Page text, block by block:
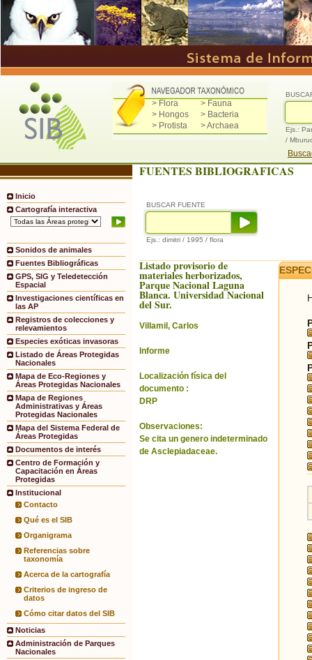
> Flora
> Fauna
> Hongos
> Bacteria
> Protista
> Archaea
Ejs.:
/
Inicio
Cartografía interactiva
Sonidos de animales
Fuentes Bibliográficas
GPS, SIG y Teledetección
Espacial
Investigaciones científicas en
las AP
Registros de colecciones y
relevamientos
Especies exóticas invasoras
Listado de Áreas Protegidas
Nacionales
Mapa de Eco-Regiones y
Áreas Protegidas Nacionales
Mapa de Regiones
Administrativas y Áreas
Protegidas Nacionales
Mapa del Sistema Federal de
Áreas Protegidas
Documentos de interés
Centro de Formación y
Capacitación en Áreas
Protegidas
Institucional
Contacto
Qué es el SIB
Organigrama
Referencias sobre
taxonomía
Acerca de la cartografía
Criterios de ingreso de
datos
Cómo citar datos del SIB
Noticias
Administración de Parques
Nacionales
FUENTES BIBLIOGRAFICAS
BUSCAR FUENTE
Ejs.: dimitri / 1995 / flora
Listado provisorio de
materiales herborizados,
Parque Nacional Laguna
Blanca. Universidad Nacional
del Sur.
Villamil, Carlos
Informe
Localización física del
documento :
DRP
Observaciones:
Se cita un genero indeterminado
de Asclepiadaceae.